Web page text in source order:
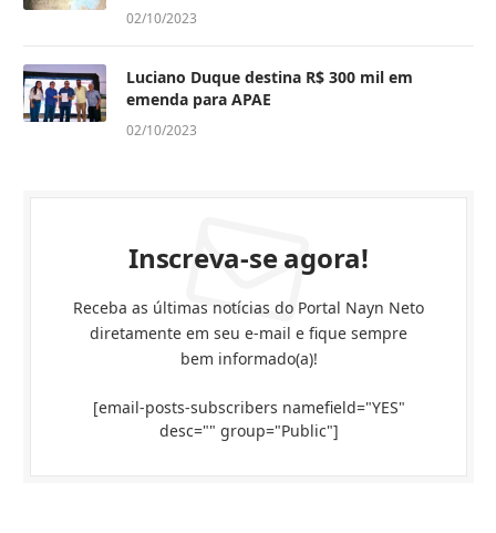
02/10/2023
Luciano Duque destina R$ 300 mil em
emenda para APAE
02/10/2023
Inscreva-se agora!
Receba as últimas notícias do Portal Nayn Neto
diretamente em seu e-mail e fique sempre
bem informado(a)!
[email-posts-subscribers namefield="YES"
desc="" group="Public"]